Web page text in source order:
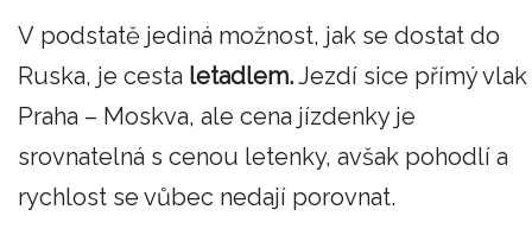
V podstatě jediná možnost, jak se dostat do
Ruska, je cesta letadlem.Jezdí sice přímý vlak
Praha – Moskva, ale cena jízdenky je
srovnatelná s cenou letenky, avšak pohodlí a
rychlost se vůbec nedají porovnat.